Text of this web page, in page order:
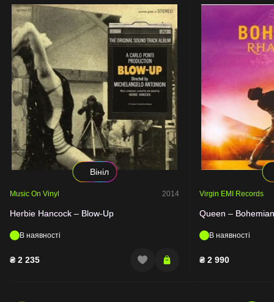
Вініл
Music On Vinyl 2014
Herbie Hancock – Blow-Up
В наявності
₴ 2 235
Virgin EMI Records
Queen –
В наявності
₴ 2 990